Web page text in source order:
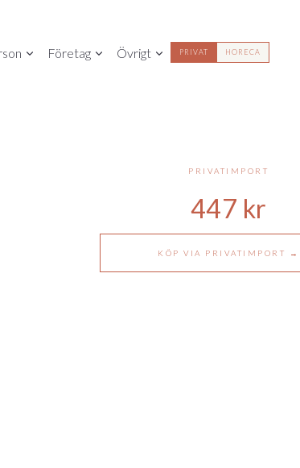
Företag Övrigt PRIVAT HORECA
PRIVATIMPORT
447 kr
KÖP VIA PRIVATIMPORT →